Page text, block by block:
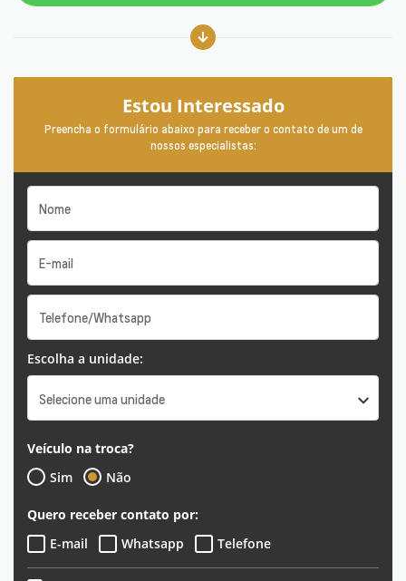
Estou Interessado
Preencha o formulário abaixo para receber o contato de um de
nossos especialistas:
Escolha a unidade:
Selecione uma unidade
Veículo na troca?
Sim
Não
Quero receber contato por:
E-mail
Whatsapp Telefone